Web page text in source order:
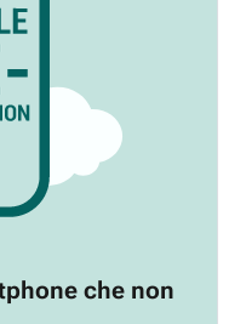
che non